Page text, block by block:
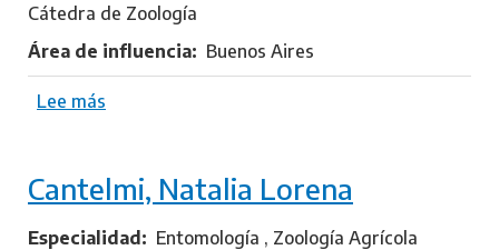
Cátedra de Zoología
Área de influencia
Buenos Aires
Lee más
r
e
F
Cantelmi, Natalia Lorena
Especialidad
Entomología , Zoología Agrícola